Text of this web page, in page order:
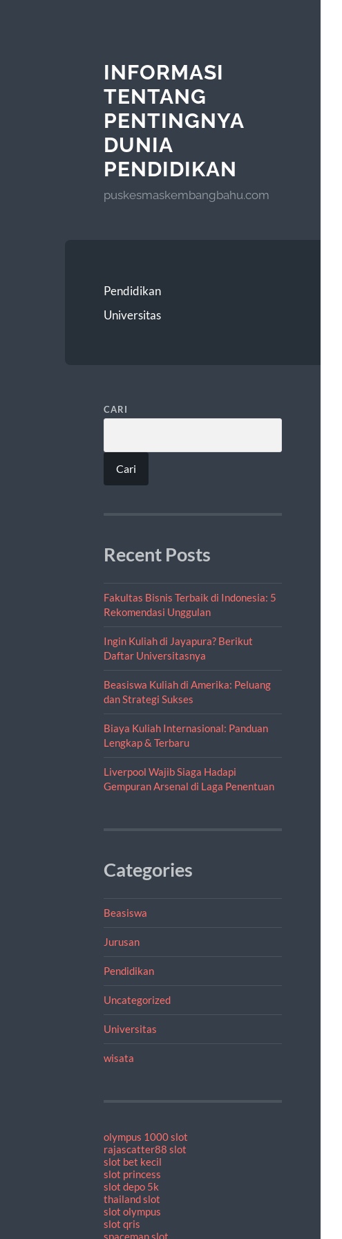
INFORMASI
TENTANG
PENTINGNYA
DUNIA
PENDIDIKAN
puskesmaskembangbahu.com
Pendidikan
Universitas
CARI
Cari
Recent Posts
Fakultas Bisnis Terbaik di Indonesia: 5
Rekomendasi Unggulan
Ingin Kuliah di Jayapura? Berikut
Daftar Universitasnya
Beasiswa Kuliah di Amerika: Peluang
dan Strategi Sukses
Biaya Kuliah Internasional: Panduan
Lengkap & Terbaru
Liverpool Wajib Siaga Hadapi
Gempuran Arsenal di Laga Penentuan
Categories
Beasiswa
Jurusan
Pendidikan
Uncategorized
Universitas
wisata
olympus 1000 slot
rajascatter88 slot
slot bet kecil
slot princess
slot depo 5k
thailand slot
slot olympus
slot qris
spaceman slot